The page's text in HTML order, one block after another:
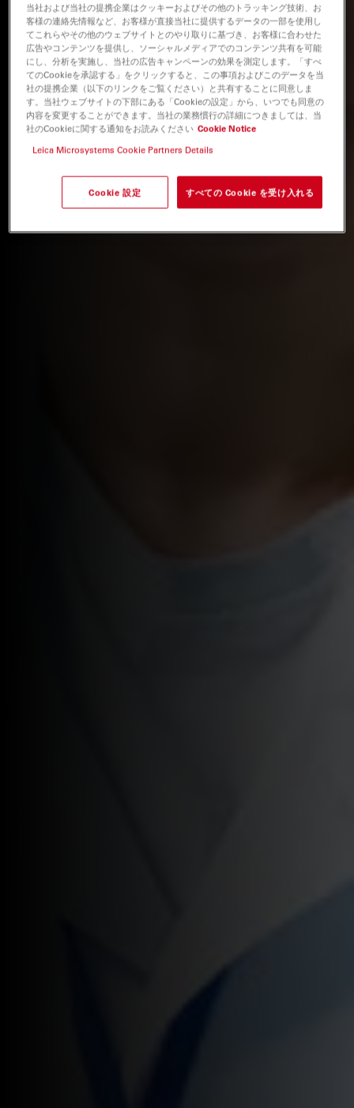
当社および当社の提携企業はクッキーおよびその他のトラッキング技術、お
客様の連絡先情報など、お客様が直接当社に提供するデータの一部を使用し
てこれらやその他のウェブサイトとのやり取りに基づき、お客様に合わせた
広告やコンテンツを提供し、ソーシャルメディアでのコンテンツ共有を可能
にし、分析を実施し、当社の広告キャンペーンの効果を測定します。「すべ
てのCookieを承認する」をクリックすると、この事項およびこのデータを当
社の提携企業（以下のリンクをご覧ください）と共有することに同意しま
す。当社ウェブサイトの下部にある「Cookieの設定」から、いつでも同意の
内容を変更することができます。当社の業務慣行の詳細につきましては、当
社のCookieに関する通知をお読みください Cookie Notice
Leica Microsystems Cookie Partners Details
Cookie 設定 すべての Cookie を受け入れる